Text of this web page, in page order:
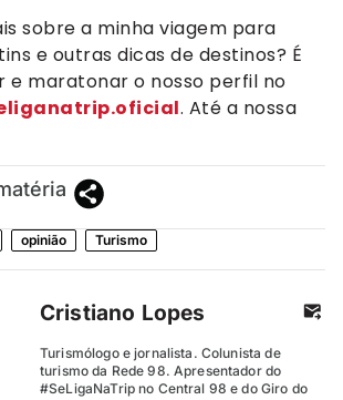
sobre a minha viagem para
e outras dicas de destinos? É
e maratonar o nosso perfil no
. Até a nossa
opinião Turismo
Cristiano Lopes
Turismólogo e jornalista. Colunista de
turismo da Rede 98. Apresentador do
#SeLigaNaTrip no Central 98 e do Giro do